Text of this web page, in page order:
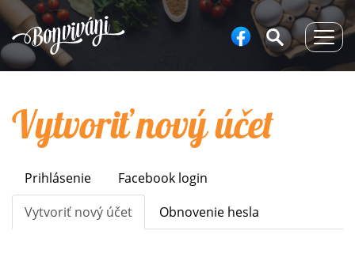
Vytvoriť nový účet
Primary
tabs
Prihlásenie
Facebook login
Vytvoriť nový účet (aktívna
karta)
Obnovenie hesla